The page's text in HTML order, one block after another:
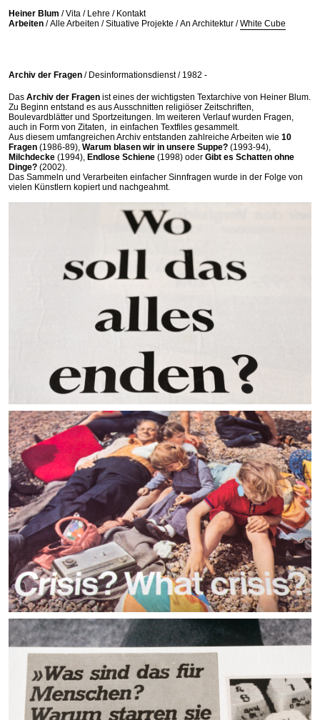
Heiner Blum /Vita / Lehre / Kontakt
Arbeiten /Alle Arbeiten /Situative Projekte /An Architektur /White Cube
Archiv der Fragen / Desinformationsdienst / 1982 -
Das Archiv der Fragen ist eines der wichtigsten Textarchive von Heiner Blum.
Zu Beginn entstand es aus Ausschnitten religiöser Zeitschriften,
Boulevardblätter und Sportzeitungen. Im weiteren Verlauf wurden Fragen,
auch in Form von Zitaten, in einfachen Textfiles gesammelt.
Aus diesem umfangreichen Archiv entstanden zahlreiche Arbeiten wie 10
Fragen (1986-89), Warum blasen wir in unsere Suppe? (1993-94),
Milchdecke (1994), Endlose Schiene (1998) oder Gibt es Schatten ohne
Dinge? (2002).
Das Sammeln und Verarbeiten einfacher Sinnfragen wurde in der Folge von
vielen Künstlern kopiert und nachgeahmt.